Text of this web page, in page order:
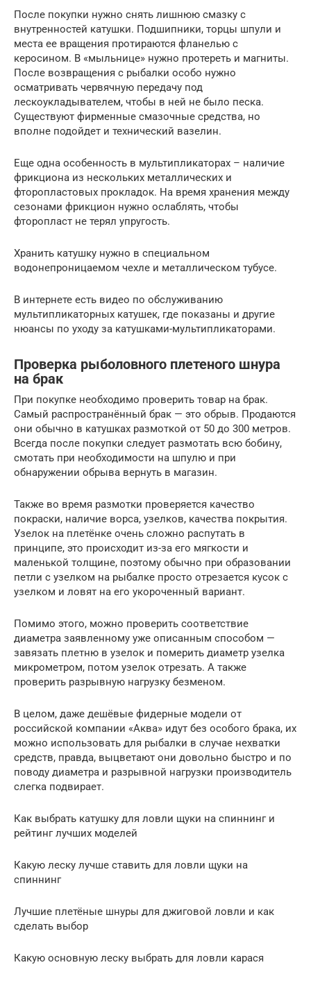
После покупки нужно снять лишнюю смазку с
внутренностей катушки. Подшипники, торцы шпули и
места ее вращения протираются фланелью с
керосином. В «мыльнице» нужно протереть и магниты.
После возвращения с рыбалки особо нужно
осматривать червячную передачу под
лескоукладывателем, чтобы в ней не было песка.
Существуют фирменные смазочные средства, но
вполне подойдет и технический вазелин.
Еще одна особенность в мультипликаторах – наличие
фрикциона из нескольких металлических и
фторопластовых прокладок. На время хранения между
сезонами фрикцион нужно ослаблять, чтобы
фторопласт не терял упругость.
Хранить катушку нужно в специальном
водонепроницаемом чехле и металлическом тубусе.
В интернете есть видео по обслуживанию
мультипликаторных катушек, где показаны и другие
нюансы по уходу за катушками-мультипликаторами.
Проверка рыболовного плетеного шнура
на брак
При покупке необходимо проверить товар на брак.
Самый распространённый брак — это обрыв. Продаются
они обычно в катушках размоткой от 50 до 300 метров.
Всегда после покупки следует размотать всю бобину,
смотать при необходимости на шпулю и при
обнаружении обрыва вернуть в магазин.
Также во время размотки проверяется качество
покраски, наличие ворса, узелков, качества покрытия.
Узелок на плетёнке очень сложно распутать в
принципе, это происходит из-за его мягкости и
маленькой толщине, поэтому обычно при образовании
петли с узелком на рыбалке просто отрезается кусок с
узелком и ловят на его укороченный вариант.
Помимо этого, можно проверить соответствие
диаметра заявленному уже описанным способом —
завязать плетню в узелок и померить диаметр узелка
микрометром, потом узелок отрезать. А также
проверить разрывную нагрузку безменом.
В целом, даже дешёвые фидерные модели от
российской компании «Аква» идут без особого брака, их
можно использовать для рыбалки в случае нехватки
средств, правда, выцветают они довольно быстро и по
поводу диаметра и разрывной нагрузки производитель
слегка подвирает.
Как выбрать катушку для ловли щуки на спиннинг и
рейтинг лучших моделей
Какую леску лучше ставить для ловли щуки на
спиннинг
Лучшие плетёные шнуры для джиговой ловли и как
сделать выбор
Какую основную леску выбрать для ловли карася